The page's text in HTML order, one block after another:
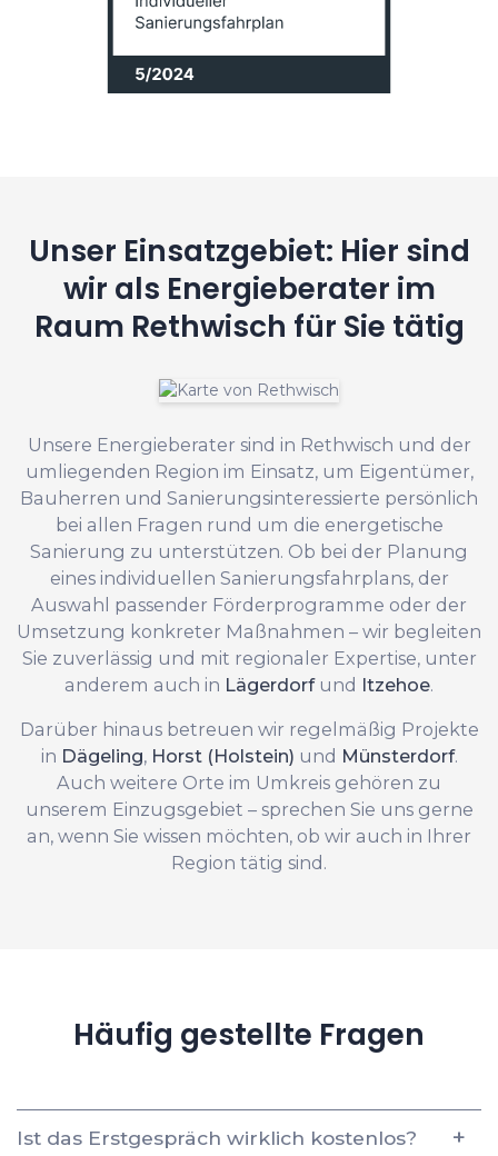
Unser Einsatzgebiet: Hier sind
wir als Energieberater im
Raum Rethwisch für Sie tätig
Unsere Energieberater sind in Rethwisch und der
umliegenden Region im Einsatz, um Eigentümer,
Bauherren und Sanierungsinteressierte persönlich
bei allen Fragen rund um die energetische
Sanierung zu unterstützen. Ob bei der Planung
eines individuellen Sanierungsfahrplans, der
Auswahl passender Förderprogramme oder der
Umsetzung konkreter Maßnahmen – wir begleiten
Sie zuverlässig und mit regionaler Expertise, unter
anderem auch in Lägerdorfund Itzehoe.
Darüber hinaus betreuen wir regelmäßig Projekte
in Dägeling, Horst (Holstein) und Münsterdorf.
Auch weitere Orte im Umkreis gehören zu
unserem Einzugsgebiet – sprechen Sie uns gerne
an, wenn Sie wissen möchten, ob wir auch in Ihrer
Region tätig sind.
Häufig gestellte Fragen
Ist das Erstgespräch wirklich kostenlos?